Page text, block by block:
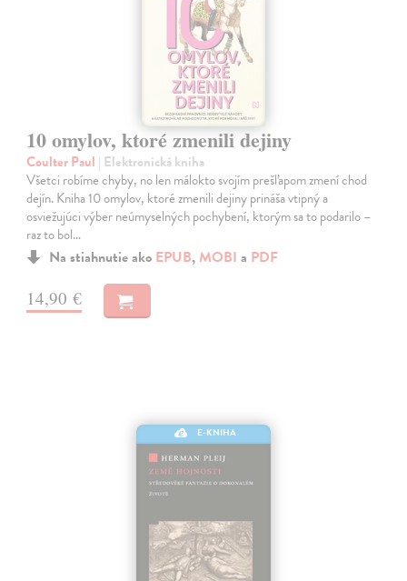
10 omylov, ktoré zmenili dejiny
Coulter Paul | Elektronická kniha
Všetci robíme chyby, no len málokto svojím prešľapom zmení chod
dejín. Kniha 10 omylov, ktoré zmenili dejiny prináša vtipný a
osviežujúci výber neúmyselných pochybení, ktorým sa to podarilo –
raz to bol…
Na stiahnutie ako EPUB, MOBI a PDF
14,90 €
E-KNIHA